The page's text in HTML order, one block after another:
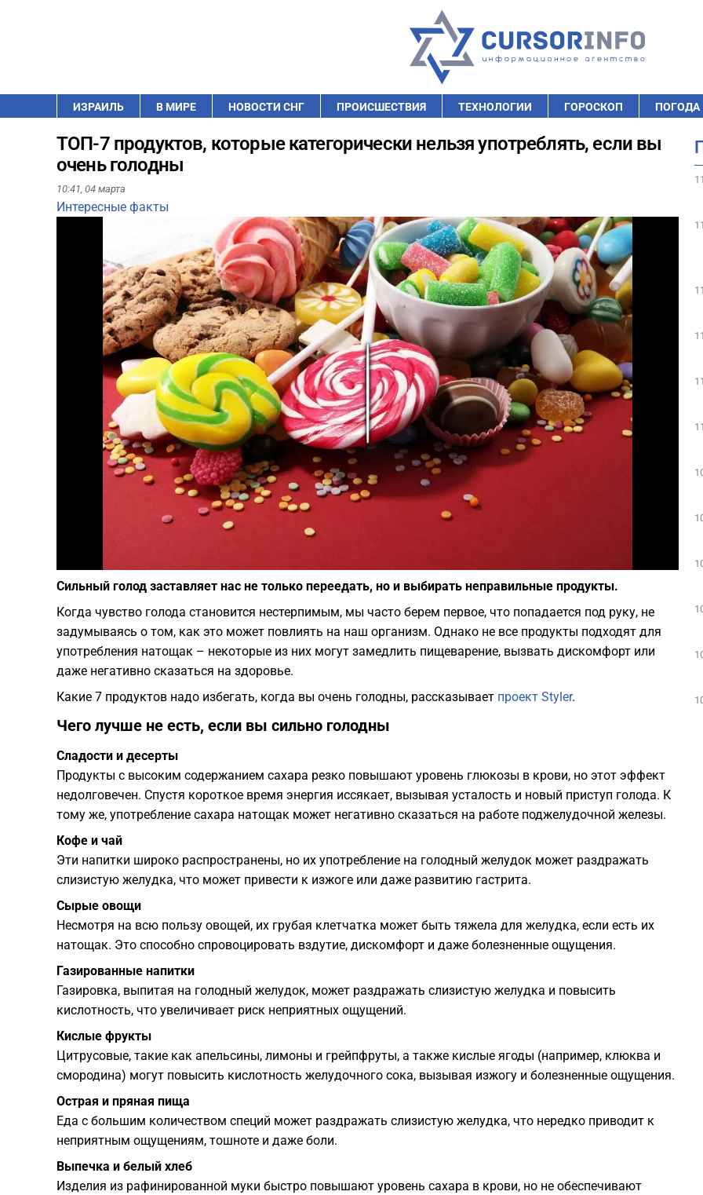
ИЗРАИЛЬ В МИРЕ НОВОСТИ СНГ ПРОИСШЕСТВИЯ ТЕХНОЛОГИИ ГОРОСКОП ПОГОДА
ТОП-7 продуктов, которые категорически нельзя употреблять, если вы
очень голодны
10:41, 04 марта
Интересные факты
Play
Сильный голод заставляет нас не только переедать, но и выбирать неправильные продукты.
Когда чувство голода становится нестерпимым, мы часто берем первое, что попадается под руку, не
задумываясь о том, как это может повлиять на наш организм. Однако не все продукты подходят для
употребления натощак – некоторые из них могут замедлить пищеварение, вызвать дискомфорт или
даже негативно сказаться на здоровье.
Какие 7 продуктов надо избегать, когда вы очень голодны, рассказывает проект Styler.
Чего лучше не есть, если вы сильно голодны
Сладости и десерты
Продукты с высоким содержанием сахара резко повышают уровень глюкозы в крови, но этот эффект
недолговечен. Спустя короткое время энергия иссякает, вызывая усталость и новый приступ голода. К
тому же, употребление сахара натощак может негативно сказаться на работе поджелудочной железы.
Кофе и чай
Эти напитки широко распространены, но их употребление на голодный желудок может раздражать
слизистую желудка, что может привести к изжоге или даже развитию гастрита.
Сырые овощи
Несмотря на всю пользу овощей, их грубая клетчатка может быть тяжела для желудка, если есть их
натощак. Это способно спровоцировать вздутие, дискомфорт и даже болезненные ощущения.
Газированные напитки
Газировка, выпитая на голодный желудок, может раздражать слизистую желудка и повысить
кислотность, что увеличивает риск неприятных ощущений.
Кислые фрукты
Цитрусовые, такие как апельсины, лимоны и грейпфруты, а также кислые ягоды (например, клюква и
смородина) могут повысить кислотность желудочного сока, вызывая изжогу и болезненные ощущения.
Острая и пряная пища
Еда с большим количеством специй может раздражать слизистую желудка, что нередко приводит к
неприятным ощущениям, тошноте и даже боли.
Выпечка и белый хлеб
Изделия из рафинированной муки быстро повышают уровень сахара в крови, но не обеспечивают